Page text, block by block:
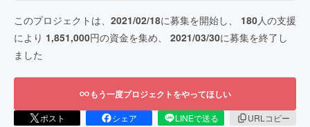
このプロジェクトは、 2021/02/18に募集を開始し、 180人の支援
により 1,851,000円の資金を集め、 2021/03/30に募集を終了し
ました
もう一度プロジェクトをやってほしい
ポスト シェア LINEで送る
URLコピー